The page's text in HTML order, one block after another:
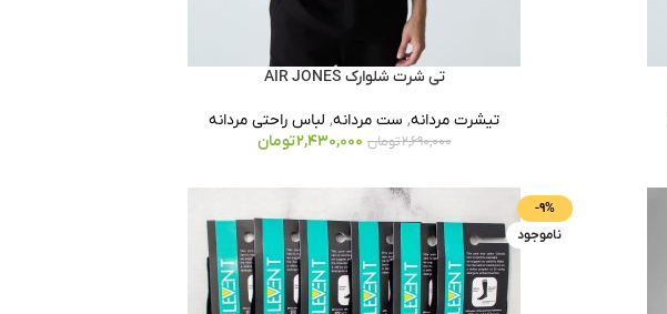
تی شرت شلوارک AIR JONES
تیشرت مردانه, ست مردانه, لباس راحتی مردانه
2,690,000تومان 2,430,000تومان
-9%
ناموجود